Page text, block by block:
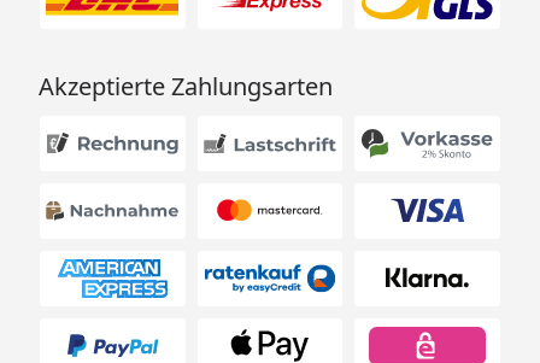
Akzeptierte Zahlungsarten